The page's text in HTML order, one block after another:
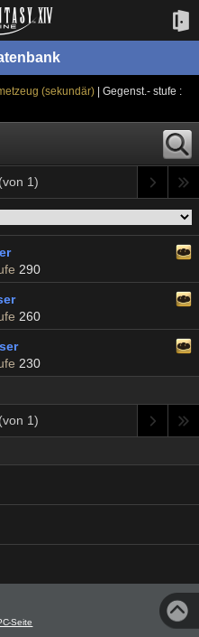
(sekundär)
| Gegenst.- stufe :
1)
290
260
230
1)
Seite